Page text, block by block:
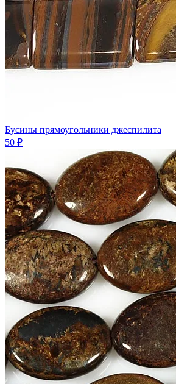
Бусины прямоугольники джеспилита
50 ₽